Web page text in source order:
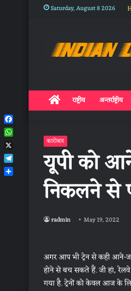
Saturday, August 8 2026
Homeराष्ट्रीय अन्तर्राष्ट्रीय
कारोबार
यूपी को
निकलने से
radmin May 19, 2022
अगर आप भी ट्रेन से कही आने-
होने से बच सकते हैं. जी हां,
गया है. ट्रेनों को केवल आज के
Facebook
WhatsApp
X
Telegram